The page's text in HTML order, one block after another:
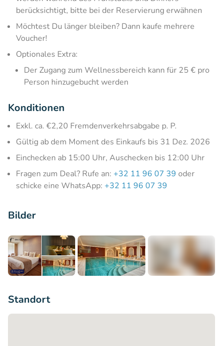
berücksichtigt, bitte bei der Reservierung erwähnen
Möchtest Du länger bleiben? Dann kaufe mehrere
Voucher!
Optionales Extra:
Der Zugang zum Wellnessbereich kann für 25 € pro
Person hinzugebucht werden
Konditionen
Exkl. ca. €2,20 Fremdenverkehrsabgabe p. P.
Gültig ab dem Moment des Einkaufs bis 31 Dez. 2026
Einchecken ab 15:00 Uhr, Auschecken bis 12:00 Uhr
Fragen zum Deal? Rufe an: +32 11 96 07 39 oder
schicke eine WhatsApp: +32 11 96 07 39
Bilder
Standort